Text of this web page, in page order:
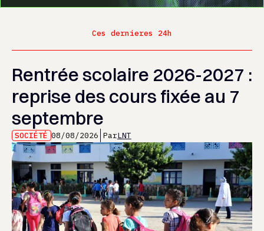
Ces dernieres 24h
Rentrée scolaire 2026-2027 :
reprise des cours fixée au 7
septembre
SOCIÉTÉ 08/08/2026 ParLNT